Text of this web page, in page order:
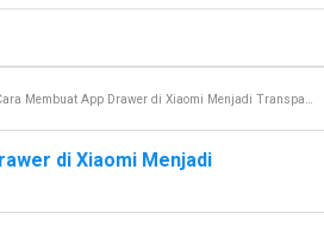
Membuat App Drawer di Xiaomi Menjadi Transparan
di Xiaomi Menjadi